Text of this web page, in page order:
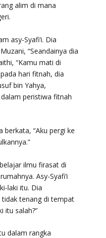
alim di mana
asy-Syafi’i. Dia
“Seandainya dia
“Kamu mati di
hari fitnah, dia
bin Yahya,
peristiwa fitnah
berkata, “Aku pergi ke
ilmu firasat di
Asy-Syafi’i
laki itu. Dia
tidak tenang di tempat
itu salah?”
dalam rangka